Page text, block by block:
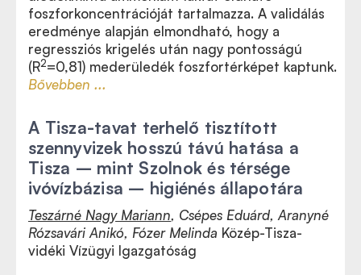
foszforkoncentrációját tartalmazza. A validálás
eredménye alapján elmondható, hogy a
regressziós krigelés után nagy pontosságú
(R2=0,81) mederüledék foszfortérképet kaptunk.
Bővebben ...
A Tisza-tavat terhelő tisztított
szennyvizek hosszú távú hatása a
Tisza – mint Szolnok és térsége
ivóvízbázisa – higiénés állapotára
Teszárné Nagy Mariann, Csépes Eduárd, Aranyné
Rózsavári Anikó, Fózer Melinda Közép-Tisza-
vidéki Vízügyi Igazgatóság